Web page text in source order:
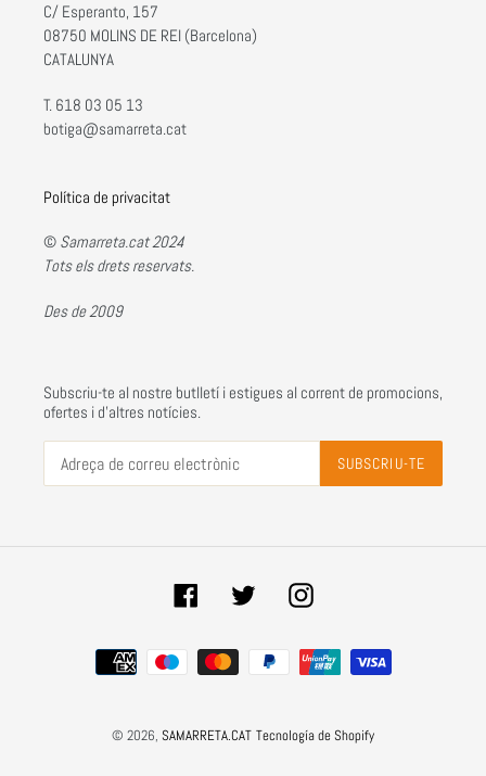
C/ Esperanto, 157
08750 MOLINS DE REI (Barcelona)
CATALUNYA
T. 618 03 05 13
botiga@samarreta.cat
Política de privacitat
© Samarreta.cat 2024
Tots els drets reservats.
Des de 2009
Subscriu-te al nostre butlletí i estigues al corrent de promocions,
ofertes i d'altres notícies.
SUBSCRIU-TE
FacebookTwitter Instagram
Sistemes
de
© 2026, SAMARRETA.CAT Tecnología de Shopify